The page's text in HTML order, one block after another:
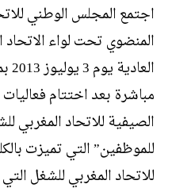
اجتمع المجلس الوطني
المنضوي تحت لواء
مباشرة بعد اختتام
الصيفية للاتحاد المغربي
للموظفين” التي تميزت
للاتحاد المغربي للشغل